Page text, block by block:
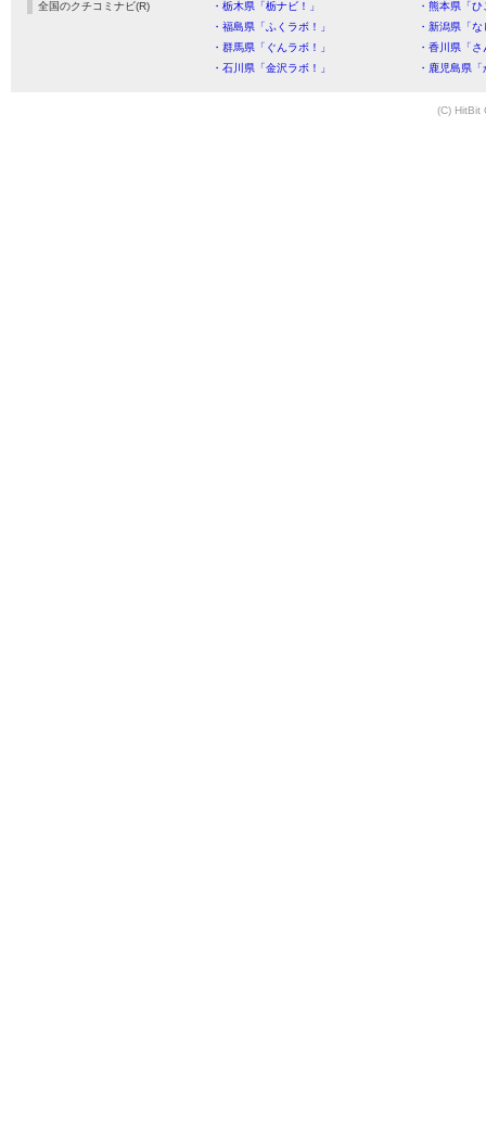
全国のクチコミナビ(R) ・栃木県「栃ナビ！」
・熊本県「
・福島県「ふくラボ！」
・新潟県「
・群馬県「ぐんラボ！」
・香川県「
・石川県「金沢ラボ！」
・鹿児島県
(C) HitBit